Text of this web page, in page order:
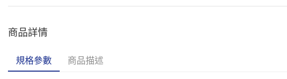
商品詳情
規格參數 商品描述